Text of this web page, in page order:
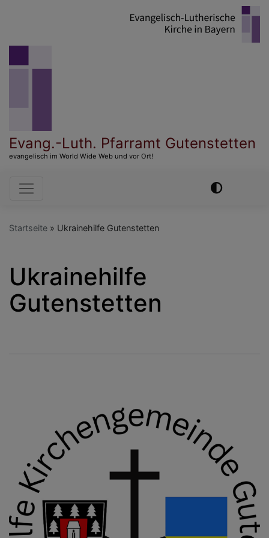
Evang.-Luth. Pfarramt Gutenstetten
evangelisch im World Wide Web und vor Ort!
Hauptnavigation
Startseite Ukrainehilfe Gutenstetten
Ukrainehilfe
Gutenstetten